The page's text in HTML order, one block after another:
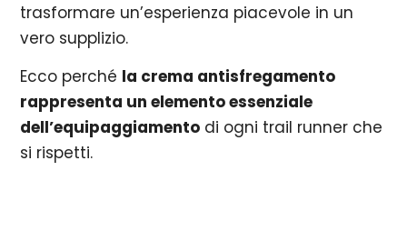
trasformare un’esperienza piacevole in un
vero supplizio.
Ecco perché la crema antisfregamento
rappresenta un elemento essenziale
dell’equipaggiamento di ogni trail runner che
si rispetti.